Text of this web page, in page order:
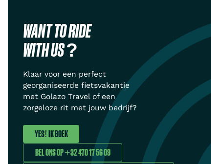
WANT TO RIDE
WITH US ?
Klaar voor een perfect
georganiseerde fietsvakantie
met Golazo Travel of een
zorgeloze rit met jouw bedrijf?
YES! IK BOEK
BEL ONS OP +32 470 17 56 09